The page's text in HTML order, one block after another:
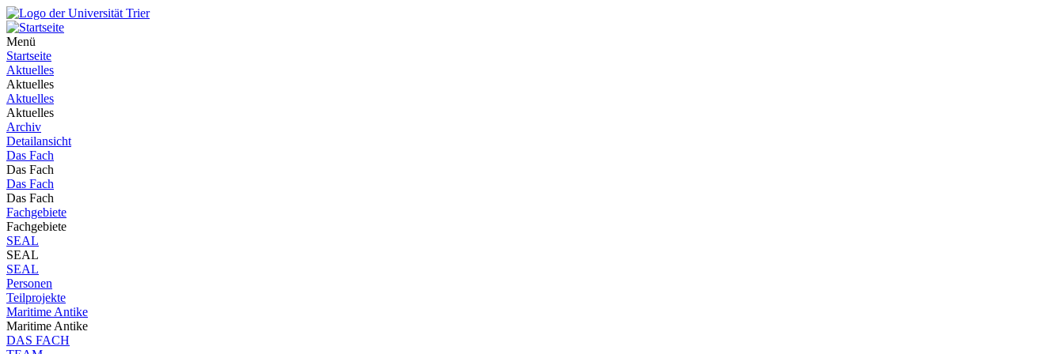
Menü
Startseite
Aktuelles
Aktuelles
Aktuelles
Aktuelles
Archiv
Detailansicht
Das Fach
Das Fach
Das Fach
Das Fach
Fachgebiete
Fachgebiete
SEAL
SEAL
SEAL
Personen
Teilprojekte
Maritime Antike
Maritime Antike
DAS FACH